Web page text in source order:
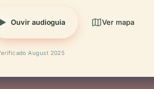
Ouvir audioguia Ver mapa
August 2025